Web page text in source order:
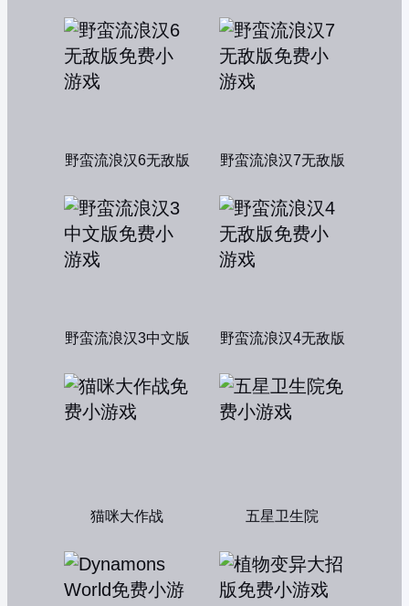
野蛮流浪汉6无敌版 野蛮流浪汉7无敌版
野蛮流浪汉3中文版 野蛮流浪汉4无敌版
猫咪大作战 五星卫生院